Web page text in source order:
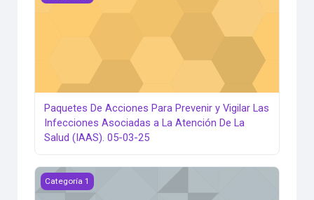
Paquetes De Acciones Para Prevenir y Vigilar Las
Infecciones Asociadas a La Atención De La
Salud (IAAS). 05-03-25
Paquetes De Acciones Para Prevenir y Vigilar Las
Categoría 1